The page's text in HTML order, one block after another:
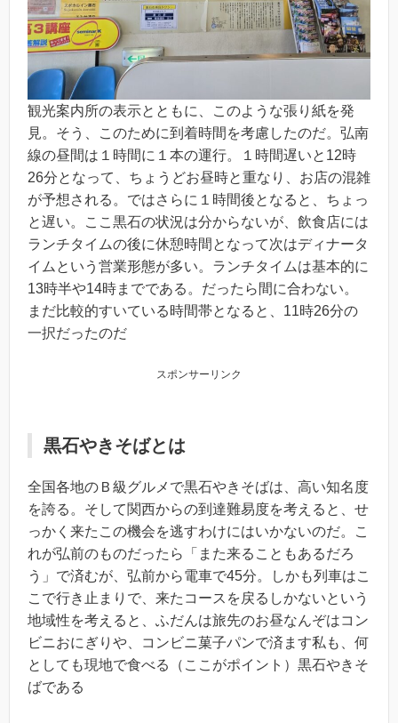
観光案内所の表示とともに、このような張り紙を発
見。そう、このために到着時間を考慮したのだ。弘南
線の昼間は１時間に１本の運行。１時間遅いと12時
26分となって、ちょうどお昼時と重なり、お店の混雑
が予想される。ではさらに１時間後となると、ちょっ
と遅い。ここ黒石の状況は分からないが、飲食店には
ランチタイムの後に休憩時間となって次はディナータ
イムという営業形態が多い。ランチタイムは基本的に
13時半や14時までである。だったら間に合わない。
まだ比較的すいている時間帯となると、11時26分の
一択だったのだ
スポンサーリンク
黒石やきそばとは
全国各地のＢ級グルメで黒石やきそばは、高い知名度
を誇る。そして関西からの到達難易度を考えると、せ
っかく来たこの機会を逃すわけにはいかないのだ。こ
れが弘前のものだったら「また来ることもあるだろ
う」で済むが、弘前から電車で45分。しかも列車はこ
こで行き止まりで、来たコースを戻るしかないという
地域性を考えると、ふだんは旅先のお昼なんぞはコン
ビニおにぎりや、コンビニ菓子パンで済ます私も、何
としても現地で食べる（ここがポイント）黒石やきそ
ばである